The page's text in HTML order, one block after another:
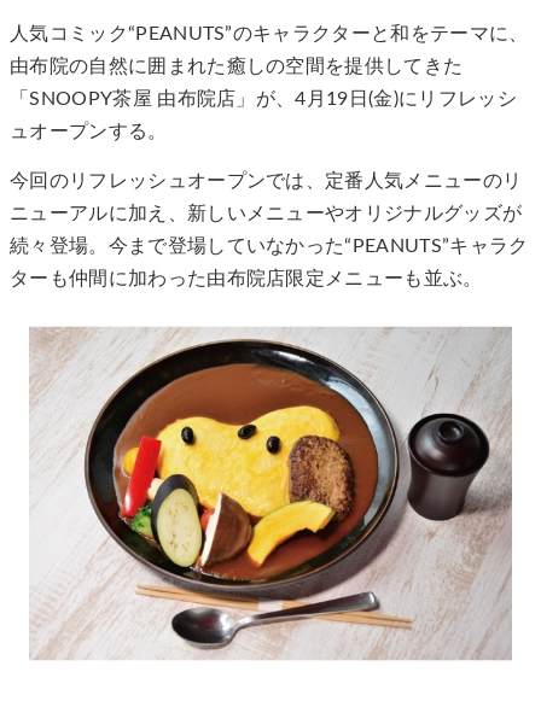
人気コミック“PEANUTS”のキャラクターと和をテーマに、
由布院の自然に囲まれた癒しの空間を提供してきた
「SNOOPY茶屋 由布院店」が、4月19日(金)にリフレッシ
ュオープンする。
今回のリフレッシュオープンでは、定番人気メニューのリ
ニューアルに加え、新しいメニューやオリジナルグッズが
続々登場。今まで登場していなかった“PEANUTS”キャラク
ターも仲間に加わった由布院店限定メニューも並ぶ。